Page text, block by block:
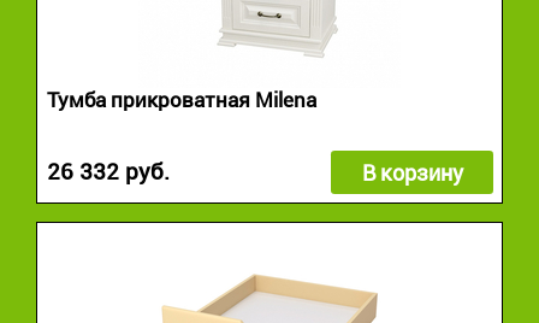
Тумба прикроватная Milena
26 332 руб. В корзину